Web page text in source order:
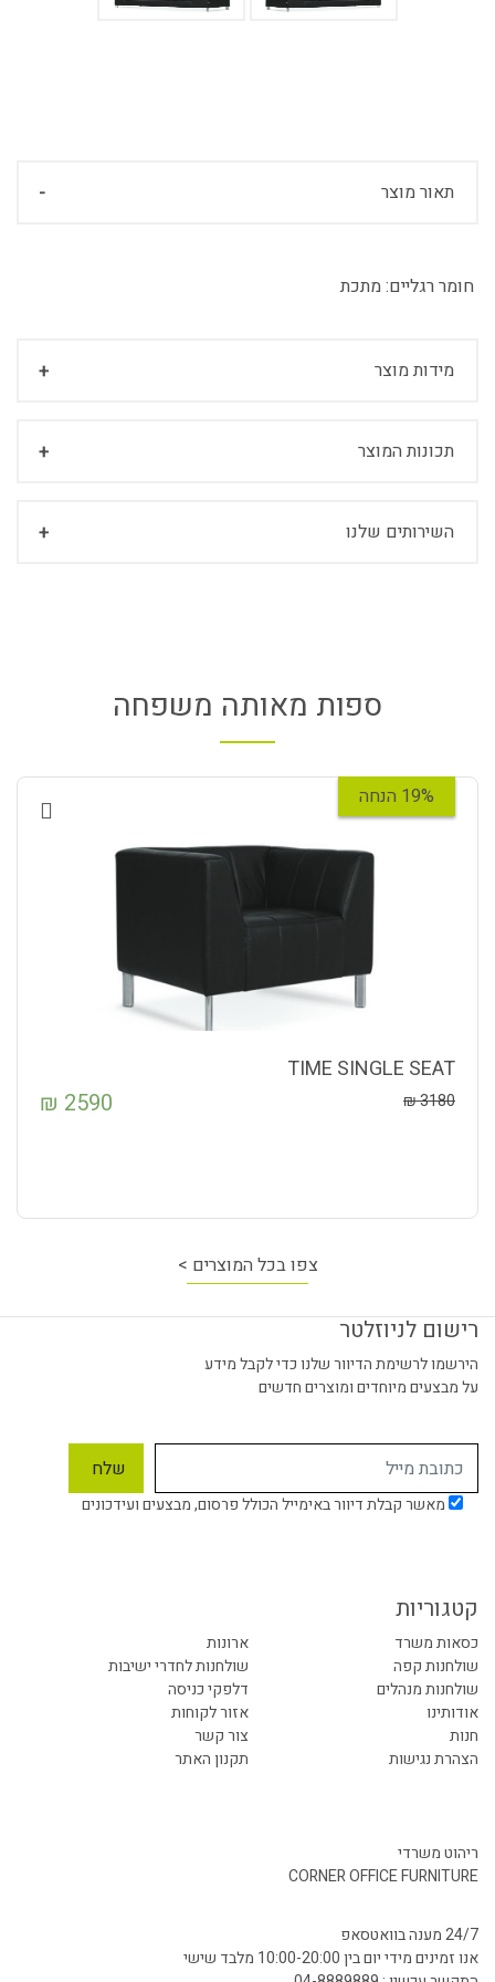
תאור מוצר
חומר רגליים:מתכת
מידות מוצר
תכונות המוצר
השירותים שלנו
ספות מאותה משפחה
19% הנחה
TIME SINGLE SEAT
3180
₪
2590
₪
צפו בכל המוצרים >
רישום לניוזלטר
הירשמו לרשימת הדיוור שלנו כדי לקבל מידע
על מבצעים מיוחדים ומוצרים חדשים
מאשר קבלת דיוור באימייל הכולל פרסום, מבצעים ועידכונים
קטגוריות
כסאות משרד
ארונות
שולחנות קפה
שולחנות לחדרי ישיבות
שולחנות מנהלים
דלפקי כניסה
אודותינו
אזור לקוחות
חנות
צור קשר
הצהרת נגישות
תקנון האתר
ריהוט משרדי
CORNER OFFICE FURNITURE
24/7 מענה בוואטסאפ
אנו זמינים מידי יום בין 10:00-20:00 מלבד שישי